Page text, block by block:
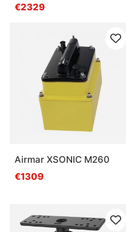
€2329
Airmar XSONIC M260
€1309